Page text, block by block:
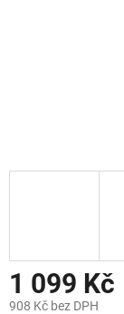
1 099 Kč
908 Kč bez DPH